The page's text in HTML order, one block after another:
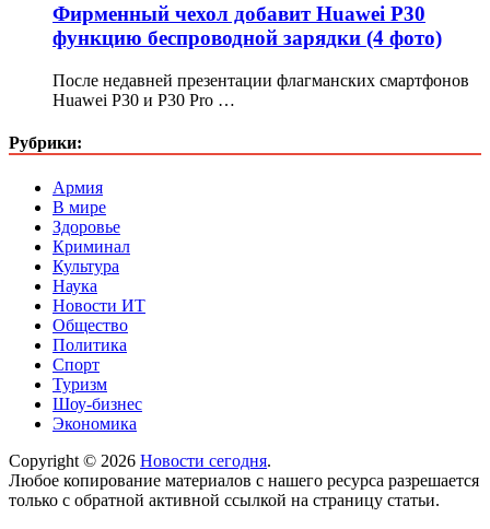
Фирменный чехол добавит Huawei P30
функцию беспроводной зарядки (4 фото)
После недавней презентации флагманских смартфонов
Huawei P30 и P30 Pro …
Рубрики:
Армия
В мире
Здоровье
Криминал
Культура
Наука
Новости ИТ
Общество
Политика
Спорт
Туризм
Шоу-бизнес
Экономика
Copyright © 2026 Новости сегодня.
Любое копирование материалов с нашего ресурса разрешается
только с обратной активной ссылкой на страницу статьи.